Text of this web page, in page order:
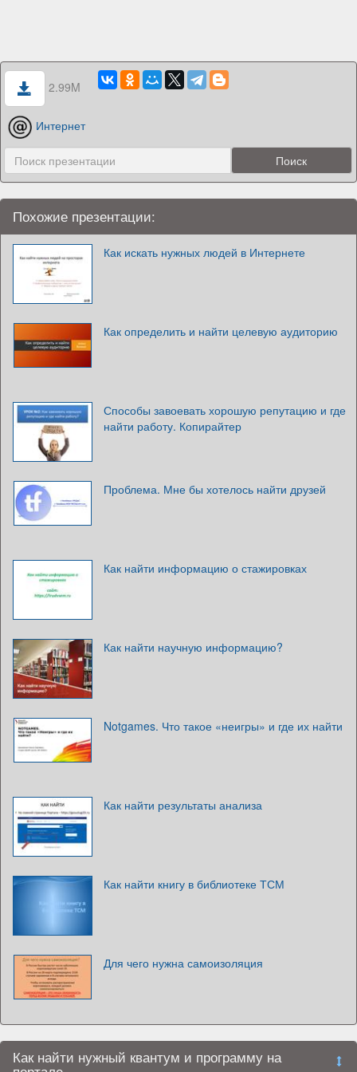
2.99M
Интернет
Похожие презентации:
Как искать нужных людей в Интернете
Как определить и найти целевую аудиторию
Способы завоевать хорошую репутацию и где
найти работу. Копирайтер
Проблема. Мне бы хотелось найти друзей
Как найти информацию о стажировках
Как найти научную информацию?
Notgames. Что такое «неигры» и где их найти
Как найти результаты анализа
Как найти книгу в библиотеке ТСМ
Для чего нужна самоизоляция
Как найти нужный квантум и программу на